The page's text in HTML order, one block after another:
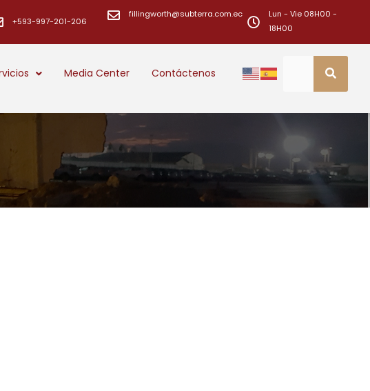
+593-997-201-206
fillingworth@subterra.com.ec
Lun - Vie 08H00 -
18H00
Media Center Contáctenos